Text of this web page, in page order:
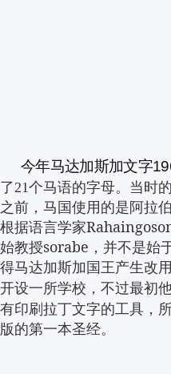
今年马达加斯加文字
了21个马语的字母。当时
之前，马国使用的是阿拉
根据语言学家
始教授sorabe ，并不是始
得马达加斯加国王产生改
开设一所学校，不过最初
有印刷拉丁文字的工具，
版的第一本圣经。